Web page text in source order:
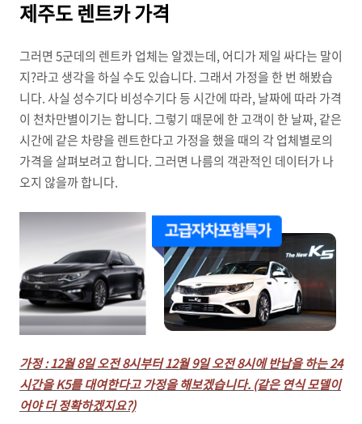
제주도 렌트카 가격
그러면 5군데의 렌트카 업체는 알겠는데, 어디가 제일 싸다는 말이
지?라고 생각을 하실 수도 있습니다. 그래서 가정을 한 번 해봤습
니다. 사실 성수기다 비성수기다 등 시간에 따라, 날짜에 따라 가격
이 천차만별이기는 합니다. 그렇기 때문에 한 고객이 한 날짜, 같은
시간에 같은 차량을 렌트한다고 가정을 했을 때의 각 업체별로의
가격을 살펴보려고 합니다. 그러면 나름의 객관적인 데이터가 나
오지 않을까 합니다.
가정 : 12월 8일 오전 8시부터 12월 9일 오전 8시에 반납을 하는 24
시간을 K5를 대여한다고 가정을 해보겠습니다. (같은 연식 모델이
어야 더 정확하겠지요?)